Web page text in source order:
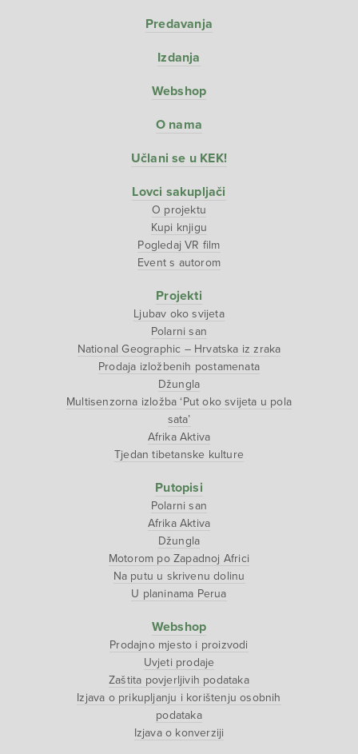
Predavanja
Izdanja
Webshop
O nama
Učlani se u KEK!
Lovci sakupljači
O projektu
Kupi knjigu
Pogledaj VR film
Event s autorom
Projekti
Ljubav oko svijeta
Polarni san
National Geographic – Hrvatska iz zraka
Prodaja izložbenih postamenata
Džungla
Multisenzorna izložba ‘Put oko svijeta u pola
sata’
Afrika Aktiva
Tjedan tibetanske kulture
Putopisi
Polarni san
Afrika Aktiva
Džungla
Motorom po Zapadnoj Africi
Na putu u skrivenu dolinu
U planinama Perua
Webshop
Prodajno mjesto i proizvodi
Uvjeti prodaje
Zaštita povjerljivih podataka
Izjava o prikupljanju i korištenju osobnih
podataka
Izjava o konverziji